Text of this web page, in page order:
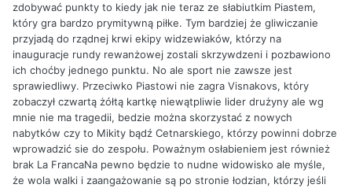
zdobywać punkty to kiedy jak nie teraz ze słabiutkim Piastem,
który gra bardzo prymitywną piłke. Tym bardziej że gliwiczanie
przyjadą do rządnej krwi ekipy widzewiaków, którzy na
inauguracje rundy rewanżowej zostali skrzywdzeni i pozbawiono
ich choćby jednego punktu. No ale sport nie zawsze jest
sprawiedliwy. Przeciwko Piastowi nie zagra Visnakovs, który
zobaczył czwartą żółtą kartkę niewątpliwie lider drużyny ale wg
mnie nie ma tragedii, bedzie można skorzystać z nowych
nabytków czy to Mikity bądź Cetnarskiego, którzy powinni dobrze
wprowadzić sie do zespołu. Poważnym osłabieniem jest również
brak La FrancaNa pewno będzie to nudne widowisko ale myśle,
że wola walki i zaangażowanie są po stronie łodzian, którzy jeśli